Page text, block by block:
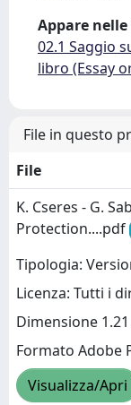
Appare
02.1 Saggio
libro (Essay
File in questo
File
K. Cseres - G.
Protection....pdf
Tipologia:
Licenza: Tutti i
Dimensione
Formato Adobe
Visualizza/Apri